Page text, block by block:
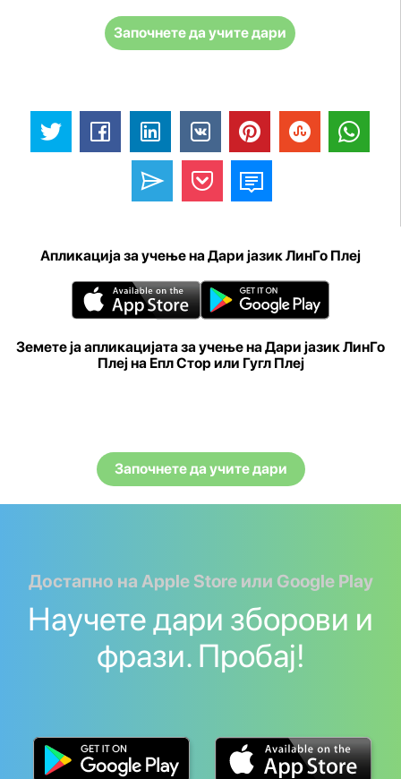
Започнете да учите дари
Апликација за учење на Дари јазик ЛинГо Плеј
Земете ја апликацијата за учење на Дари јазик ЛинГо
Плеј на Епл Стор или Гугл Плеј
Започнете да учите дари
Достапно на Apple Store или Google Play
Научете дари зборови и
фрази. Пробај!